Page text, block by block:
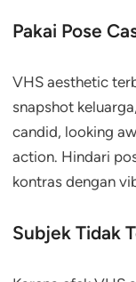
Pakai Pose
VHS aesthetic
snapshot
candid, looking
action. Hindari
kontras dengan
Subjek Tidak